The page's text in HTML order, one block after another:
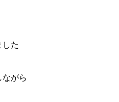
した
がら